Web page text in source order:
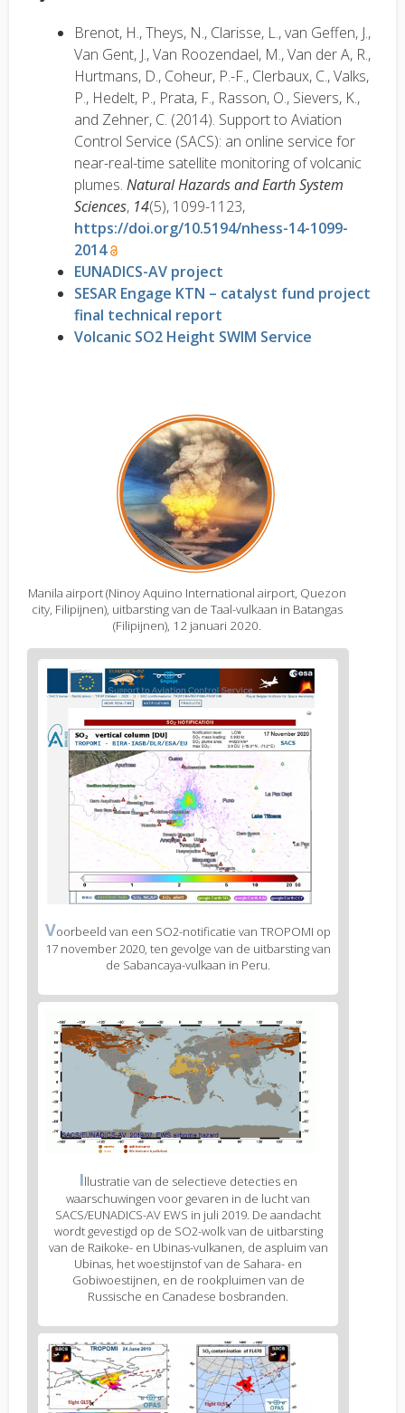
Brenot, H., Theys, N., Clarisse, L., van Geffen, J.,
Van Gent, J., Van Roozendael, M., Van der A, R.,
Hurtmans, D., Coheur, P.-F., Clerbaux, C., Valks,
P., Hedelt, P., Prata, F., Rasson, O., Sievers, K.,
and Zehner, C. (2014). Support to Aviation
Control Service (SACS): an online service for
near-real-time satellite monitoring of volcanic
plumes. Natural Hazards and Earth System
Sciences, 14(5), 1099-1123,
https://doi.org/10.5194/nhess-14-1099-
2014
EUNADICS-AV project
SESAR Engage KTN – catalyst fund project
final technical report
Volcanic SO2 Height SWIM Service
Manila airport (Ninoy Aquino International airport, Quezon
city, Filipijnen), uitbarsting van de Taal-vulkaan in Batangas
(Filipijnen), 12 januari 2020.
Figure
2
body
text
Figure
2
caption
Voorbeeld van een SO2-notificatie van TROPOMI op
17 november 2020, ten gevolge van de uitbarsting van
de Sabancaya-vulkaan in Peru.
Figure
3
body
text
Figure
caption
(legend)
Illustratie van de selectieve detecties en
waarschuwingen voor gevaren in de lucht van
SACS/EUNADICS-AV EWS in juli 2019. De aandacht
wordt gevestigd op de SO2-wolk van de uitbarsting
van de Raikoke- en Ubinas-vulkanen, de aspluim van
Ubinas, het woestijnstof van de Sahara- en
Gobiwoestijnen, en de rookpluimen van de
Russische en Canadese bosbranden.
Figure
4
body
text